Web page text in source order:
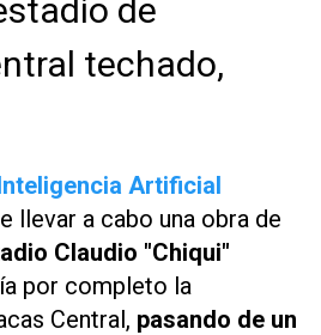
de
techado,
Artificial
llevar a cabo una obra de
Claudio "Chiqui"
por completo la
Central, pasando de un